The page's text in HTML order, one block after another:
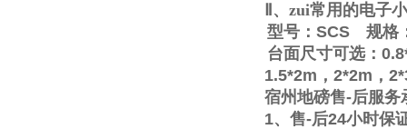
、zui常用的电子
型号： SCS
规格
台面尺寸可选：
1.5*2m ， 2*2m ，
宿州地磅售-后服务
1、售-后24小时保